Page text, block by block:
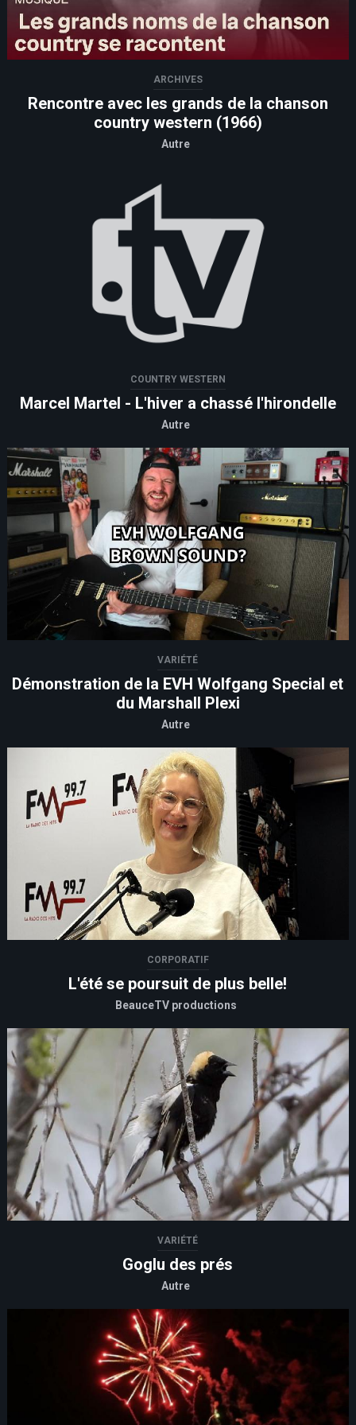
ARCHIVES
Rencontre avec les grands de la chanson
country western (1966)
Autre
COUNTRY WESTERN
Marcel Martel - L'hiver a chassé l'hirondelle
Autre
VARIÉTÉ
Démonstration de la EVH Wolfgang Special et
du Marshall Plexi
Autre
CORPORATIF
L'été se poursuit de plus belle!
BeauceTV productions
VARIÉTÉ
Goglu des prés
Autre